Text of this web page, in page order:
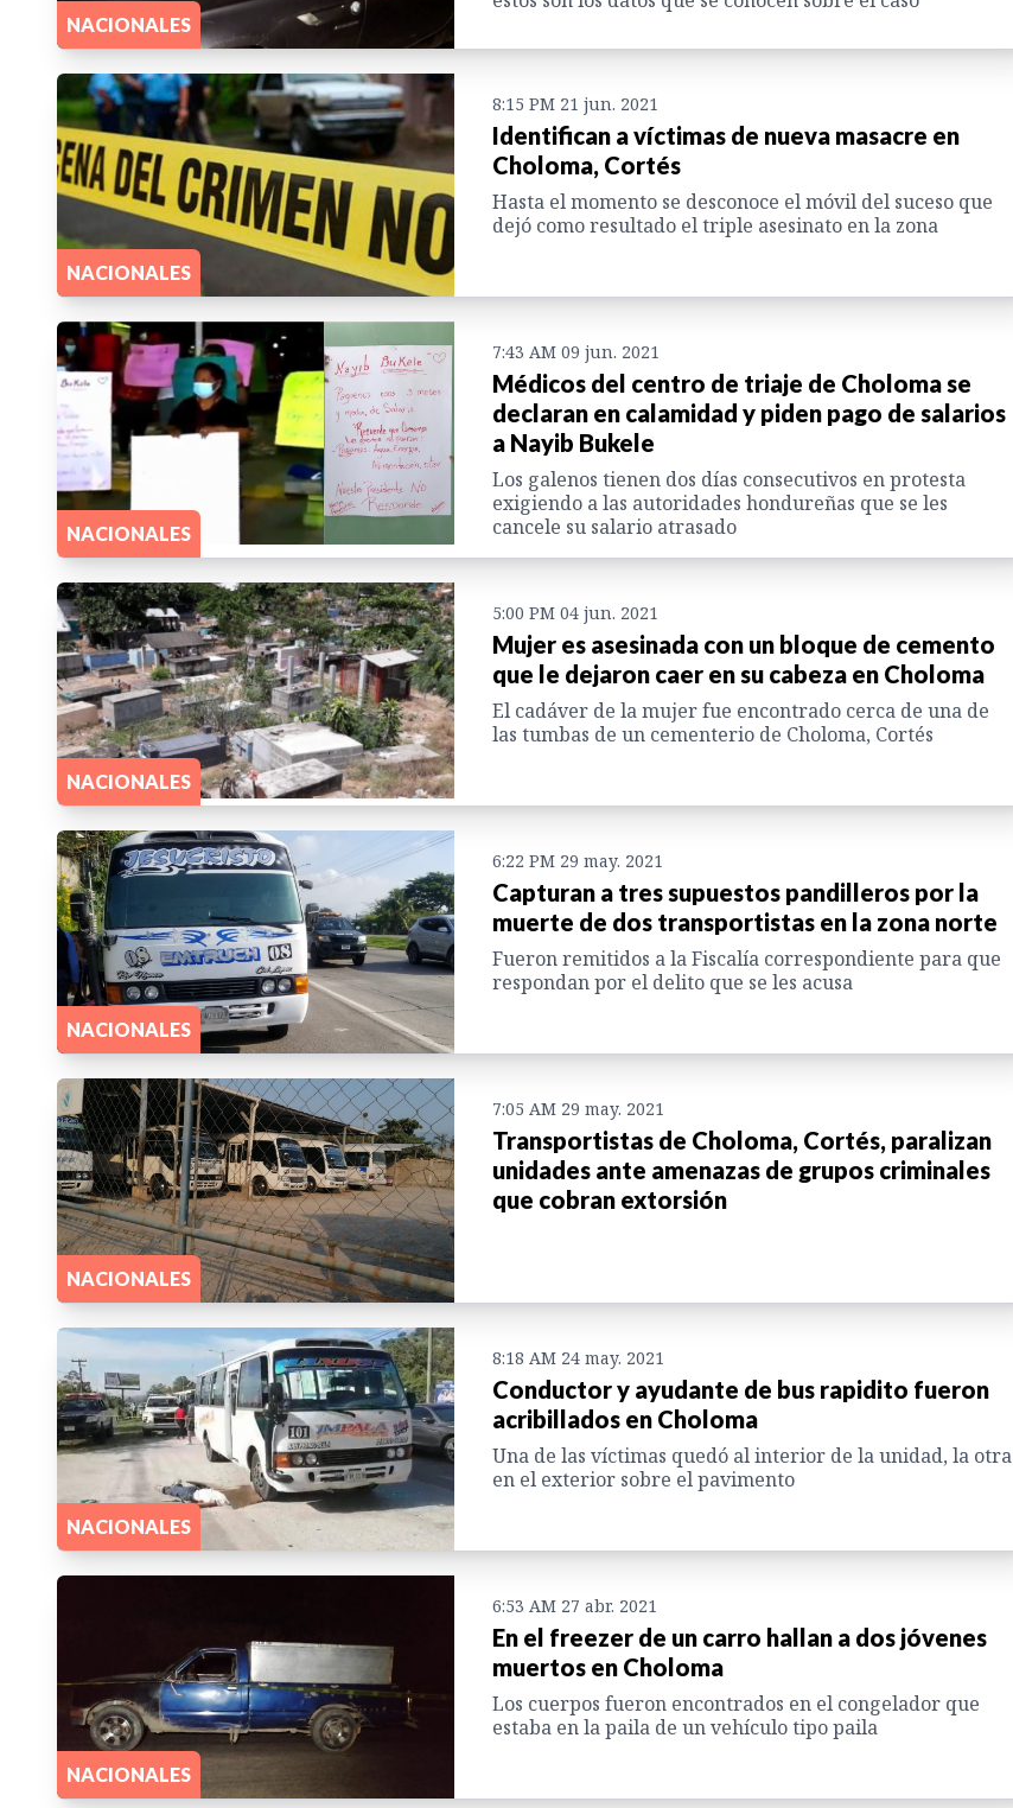
NACIONALES
NACIONALES
8:15 PM 21 jun. 2021
Identifican a víctimas de nueva masacre en
Choloma, Cortés
Hasta el momento se desconoce el móvil del suceso que
dejó como resultado el triple asesinato en la zona
NACIONALES
7:43 AM 09 jun. 2021
Médicos del centro de triaje de Choloma se
declaran en calamidad y piden pago de salarios
a Nayib Bukele
Los galenos tienen dos días consecutivos en protesta
exigiendo a las autoridades hondureñas que se les
cancele su salario atrasado
NACIONALES
5:00 PM 04 jun. 2021
Mujer es asesinada con un bloque de cemento
que le dejaron caer en su cabeza en Choloma
El cadáver de la mujer fue encontrado cerca de una de
las tumbas de un cementerio de Choloma, Cortés
NACIONALES
6:22 PM 29 may. 2021
Capturan a tres supuestos pandilleros por la
muerte de dos transportistas en la zona norte
Fueron remitidos a la Fiscalía correspondiente para que
respondan por el delito que se les acusa
NACIONALES
7:05 AM 29 may. 2021
Transportistas de Choloma, Cortés, paralizan
unidades ante amenazas de grupos criminales
que cobran extorsión
NACIONALES
8:18 AM 24 may. 2021
Conductor y ayudante de bus rapidito fueron
acribillados en Choloma
Una de las víctimas quedó al interior de la unidad, la otra
en el exterior sobre el pavimento
NACIONALES
6:53 AM 27 abr. 2021
En el freezer de un carro hallan a dos jóvenes
muertos en Choloma
Los cuerpos fueron encontrados en el congelador que
estaba en la paila de un vehículo tipo paila